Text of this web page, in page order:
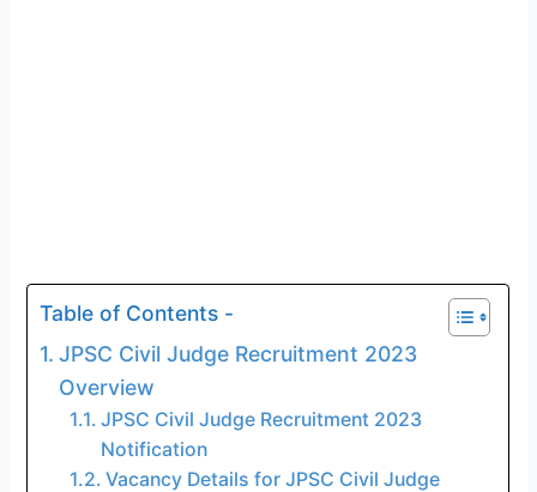
Table of Contents -
JPSC Civil Judge Recruitment 2023
Overview
JPSC Civil Judge Recruitment 2023
Notification
Vacancy Details for JPSC Civil Judge